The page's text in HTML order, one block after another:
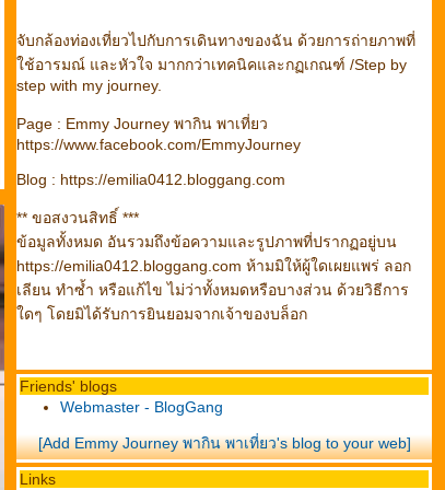
จับกล้องท่องเที่ยวไปกับการเดินทางของฉัน ด้วยการถ่ายภาพที่
ช้อารมณ์ และหัวใจ มากกว่าเทคนิคและกฏเกณฑ์ /Step by
step with my journey.
Page : Emmy Journey พากิน พาเที่ยว
https://www.facebook.com/EmmyJourney
Blog : https://emilia0412.bloggang.com
** ขอสงวนสิทธิ์ ***
ข้อมูลทั้งหมด อันรวมถึงข้อความและรูปภาพที่ปรากฏอยู่บน
https://emilia0412.bloggang.com ห้ามมิให้ผู้ใดเผยแพร่ ลอก
เลียน ทำซ้ำ หรือแก้ไข ไม่ว่าทั้งหมดหรือบางส่วน ด้วยวิธีการ
ดๆ โดยมิได้รับการยินยอมจากเจ้าของบล็อก
Friends' blogs
Webmaster - BlogGang
[Add Emmy Journey พากิน พาเที่ยว's blog to your web]
Links